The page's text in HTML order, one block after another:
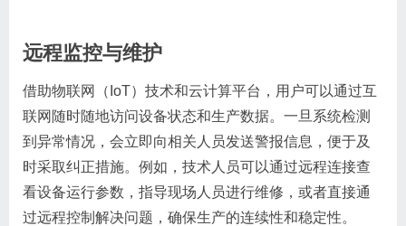
远程监控与维护
借助物联网（IoT）技术和云计算平台，用户可以通过互
联网随时随地访问设备状态和生产数据。一旦系统检测
到异常情况，会立即向相关人员发送警报信息，便于及
时采取纠正措施。例如，技术人员可以通过远程连接查
看设备运行参数，指导现场人员进行维修，或者直接通
过远程控制解决问题，确保生产的连续性和稳定性。